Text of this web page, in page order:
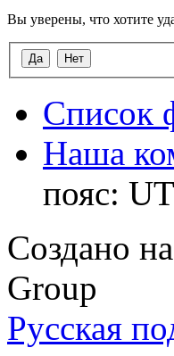
Вы уверены, что хотите
Список
Наша
пояс:
Создано
Group
Русская